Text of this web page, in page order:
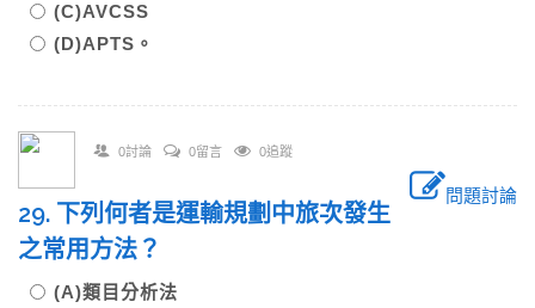
(C)AVCSS
(D)APTS。
0討論 0留言 0追蹤
問題討論
29. 下列何者是運輸規劃中旅次發生
之常用方法？
(A)類目分析法